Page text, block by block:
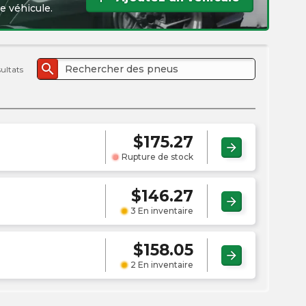
véhicule.
search
$175.27
Rupture de stock
arrow_forward
$146.27
3 En inventaire
arrow_forward
$158.05
2 En inventaire
arrow_forward